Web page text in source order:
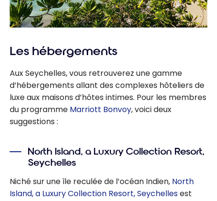
Les hébergements
Aux Seychelles, vous retrouverez une gamme
d’hébergements allant des complexes hôteliers de
luxe aux maisons d’hôtes intimes. Pour les membres
du programme Marriott Bonvoy, voici deux
suggestions :
North Island, a Luxury Collection Resort,
Seychelles
Niché sur une île reculée de l’océan Indien, North
Island, a Luxury Collection Resort, Seychellesest